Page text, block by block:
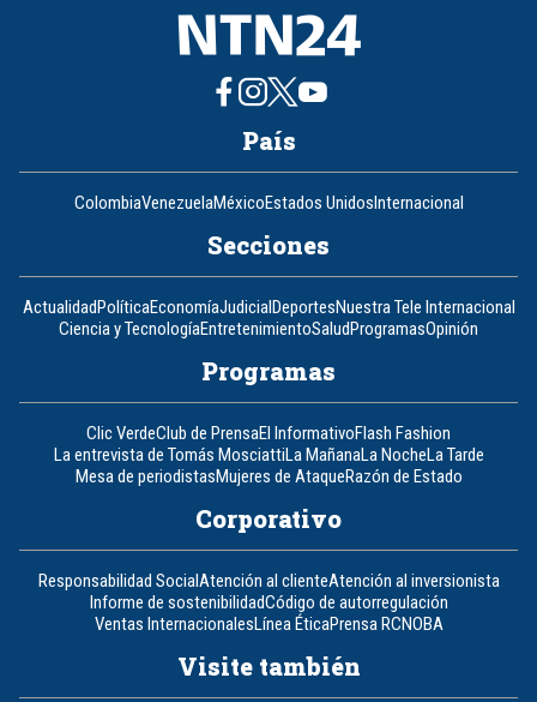
País
ColombiaVenezuelaMéxicoEstados UnidosInternacional
Secciones
ActualidadPolíticaEconomíaJudicialDeportesNuestra Tele Internacional
Ciencia y TecnologíaEntretenimientoSaludProgramasOpinión
Programas
Clic VerdeClub de PrensaEl InformativoFlash Fashion
La entrevista de Tomás MosciattiLa MañanaLa NocheLa Tarde
Mesa de periodistasMujeres de AtaqueRazón de Estado
Corporativo
Responsabilidad SocialAtención al clienteAtención al inversionista
Informe de sostenibilidadCódigo de autorregulación
Ventas InternacionalesLínea ÉticaPrensa RCNOBA
Visite también